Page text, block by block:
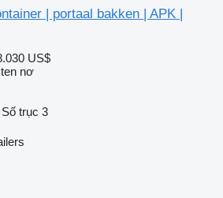
| portaal bakken | APK |
US$
nơ
Số trục 3